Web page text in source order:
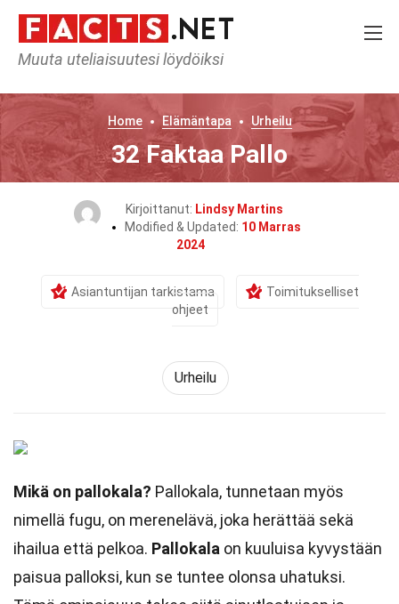
Muuta uteliaisuutesi löydöiksi
Home Elämäntapa Urheilu
32 Faktaa Pallo
Kirjoittanut: Lindsy Martins
Modified & Updated: 10 Marras
2024
Asiantuntijan tarkistama
Toimitukselliset
ohjeet
Urheilu
Mikä on pallokala? Pallokala, tunnetaan myös
nimellä fugu, on merenelävä, joka herättää sekä
ihailua että pelkoa. Pallokala on kuuluisa kyvystään
paisua palloksi, kun se tuntee olonsa uhatuksi.